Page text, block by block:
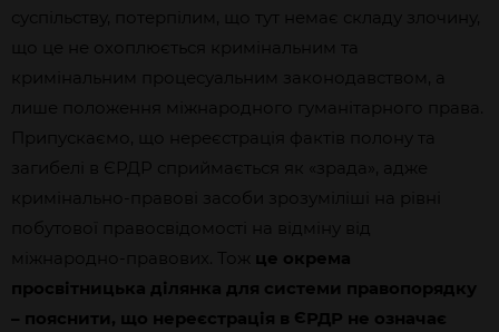
суспільству, потерпілим, що тут немає складу злочину,
що це не охоплюється кримінальним та
кримінальним процесуальним законодавством, а
лише положення міжнародного гуманітарного права.
Припускаємо, що нереєстрація фактів полону та
загибелі в ЄРДР сприймається як «зрада», адже
кримінально-правові засоби зрозуміліші на рівні
побутової правосвідомості на відміну від
міжнародно-правових. Тож це окрема
просвітницька ділянка для системи правопорядку
– пояснити, що нереєстрація в ЄРДР не означає